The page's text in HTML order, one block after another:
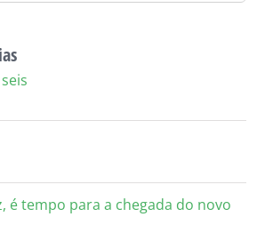
é tempo para a chegada do novo